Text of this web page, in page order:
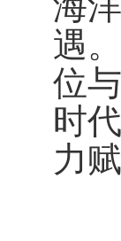
遇
位
时
力